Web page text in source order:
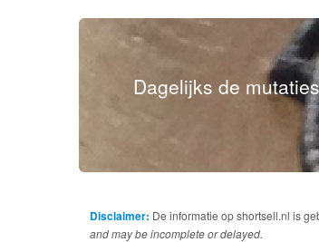
Dagelijks de
Disclaimer: De informatie op shortsell.nl is
and may be incomplete or delayed.